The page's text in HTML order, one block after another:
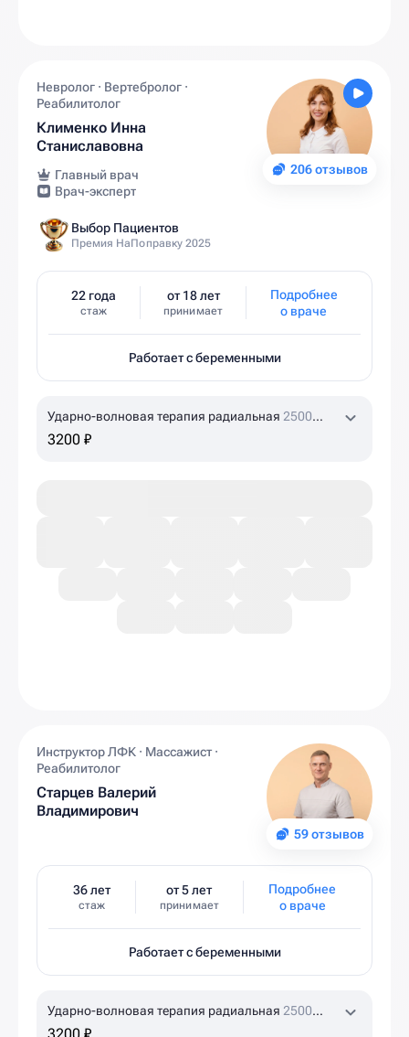
206 отзывов
Невролог · Вертебролог ·
Реабилитолог
Клименко Инна
Станиславовна
Главный врач
Врач-эксперт
Выбор Пациентов
Премия НаПоправку 2025
22 года
стаж
от 18 лет
принимает
Подробнее
о враче
Работает с беременными
Ударно-волновая терапия радиальная 2500
ударов
3200 ₽
59 отзывов
Инструктор ЛФК · Массажист ·
Реабилитолог
Старцев Валерий
Владимирович
36 лет
стаж
от 5 лет
принимает
Подробнее
о враче
Работает с беременными
Ударно-волновая терапия радиальная 2500
ударов